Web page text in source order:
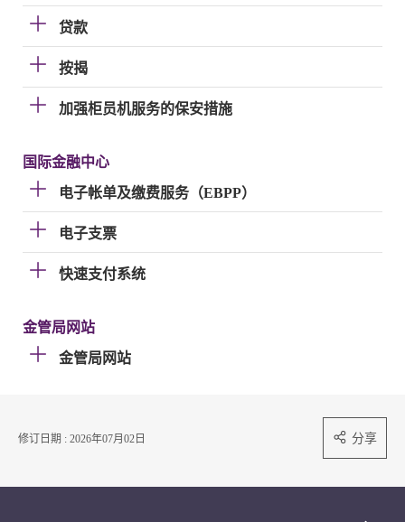
贷款
按揭
加强柜员机服务的保安措施
国际金融中心
电子帐单及缴费服务（EBPP）
电子支票
快速支付系统
金管局网站
金管局网站
修订日期 : 2026年07月02日 分享